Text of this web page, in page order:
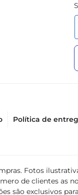
Política de
Fotos
de clientes as
são exclusivos